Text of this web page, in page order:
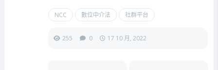
NCC 數位中介法 社群平台
255 0 17 10 月, 2022